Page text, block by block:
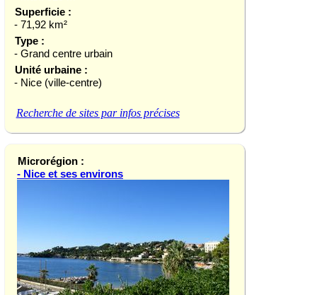
Superficie :
- 71,92 km²
Type :
- Grand centre urbain
Unité urbaine :
- Nice (ville-centre)
Recherche de sites par infos précises
Microrégion :
- Nice et ses environs